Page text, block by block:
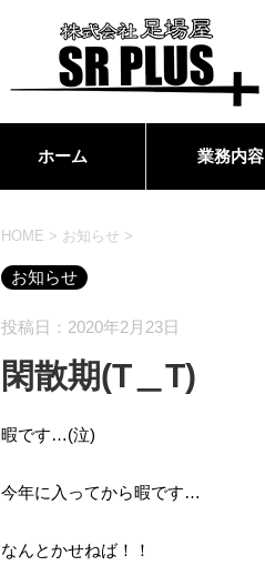
ホーム 業務内容
HOME > お知らせ >
お知らせ
投稿日：2020年2月23日
閑散期(T＿T)
暇です…(泣)
今年に入ってから暇です…
なんとかせねば！！